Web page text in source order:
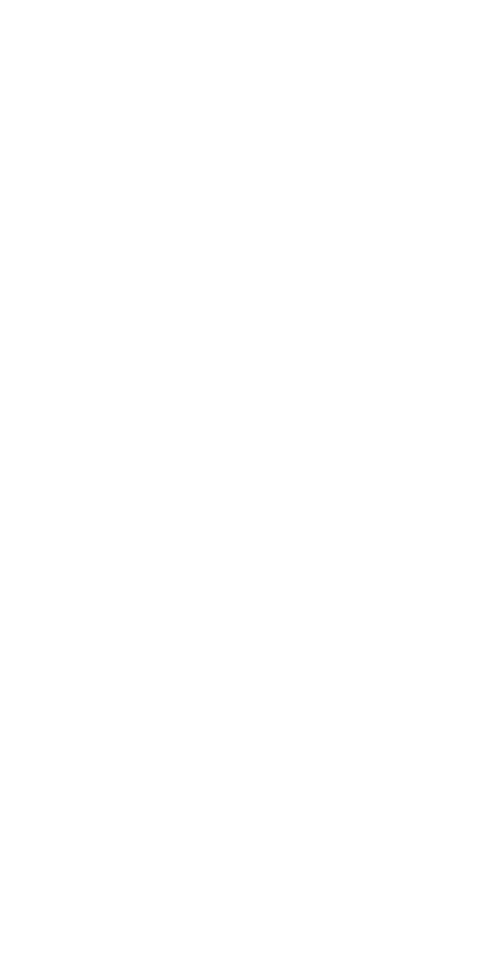
soluție excelentă izolatoare și fonică a încăperii dvs.
de locuit unic și adăugați o notă personală căminului
defecte inestetice. Datorită proprietăților ușor de întreținut și
plăcile noastre se aplică foarte ușor cu adeziv. Într-un timp scurt,
de locuit unic și adăugați o notă personală căminului
defecte inestetice. Datorită proprietăților ușor de întreținut și
caracter și creând o atmosferă confortabilă și plăcută. Amenajările
stil simplu, cu elemente decorative cu aspect uzat. Pentru a realiza
plus estetic. Ele contribuie la definirea stilului arhitectural al casei, în
și le conferă rezistență la lovituri mecanice.
este adesea atașat unui perete și are aceleași componente
cum ar fi gips, lemn, marmură sau poliuretan, și se găsesc
decoruri moderne. Detaliile lor includ adesea motive florale,
un aspect sofisticat și stilizat oricărui spațiu. Fabricate din
sunt ideale pentru a susține shelf-uri, oglinzi sau alte
stiluri de amenajare, de la clasic la contemporan.
a crea un impact vizual puternic, fie că este vorba despre
la clasic la modern.
și modele, oferind posibilitatea de a exprima stilul
utilizate pe pereți, accentuând zone precum livingul, bucătăria sau
nu doar că îmbunătățesc aspectul estetic al unei încăperi, dar pot
fie de un stil modern, cu linii simple și curate. Datorită